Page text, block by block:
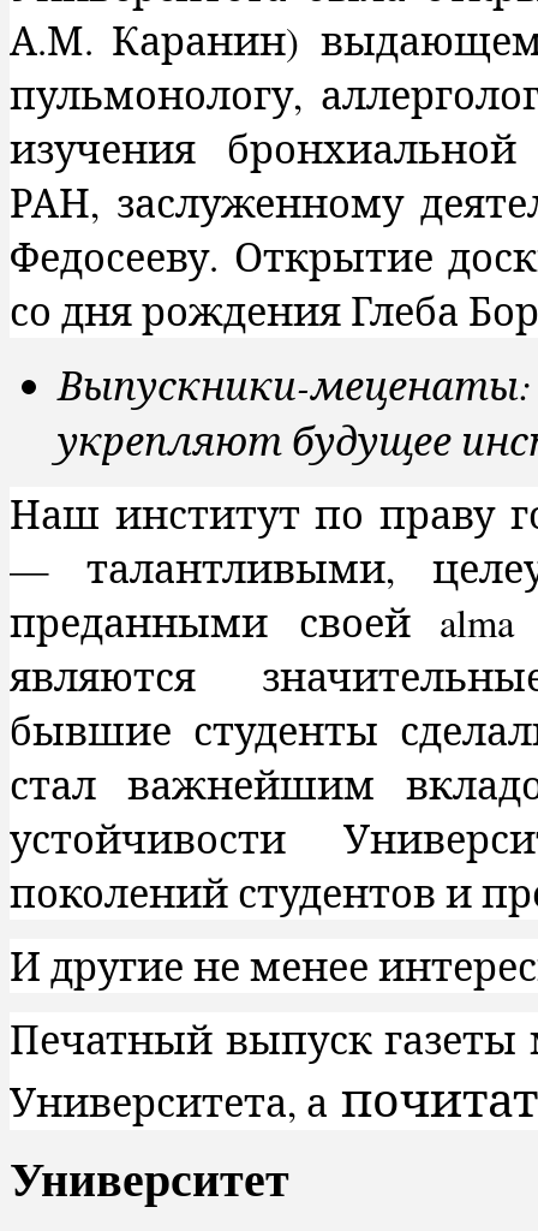
А.М. Каранин)
пульмонологу,
изучения
РАН, заслуженному
Федосееву. Открытие
со дня рождения Глеба
Выпускники-
укрепляют будущее
Наш институт по праву
— талантливыми,
преданными своей
являются
бывшие студенты
стал важнейшим
устойчивости
поколений студентов и
И другие не менее
Печатный выпуск газеты
Университета, а
Университет